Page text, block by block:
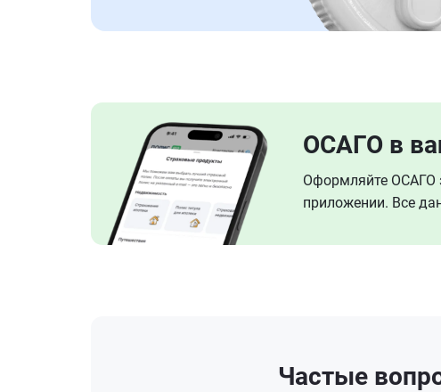
ОСАГО в
Оформляйте ОСАГО
приложении. Все
Частые